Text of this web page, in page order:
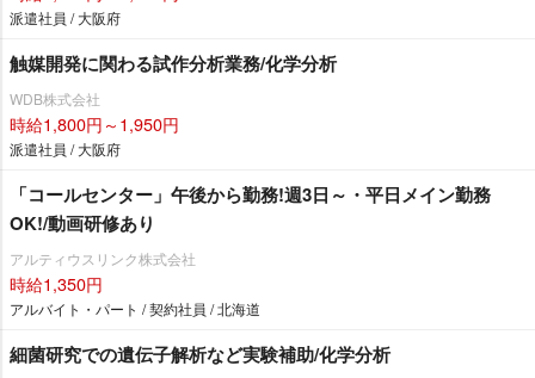
派遣社員 / 大阪府
触媒開発に関わる試作分析業務/化学分析
WDB株式会社
時給1,800円～1,950円
派遣社員 / 大阪府
「コールセンター」午後から勤務!週3日～・平日メイン勤務
OK!/動画研修あり
アルティウスリンク株式会社
時給1,350円
アルバイト・パート / 契約社員 / 北海道
細菌研究での遺伝子解析など実験補助/化学分析